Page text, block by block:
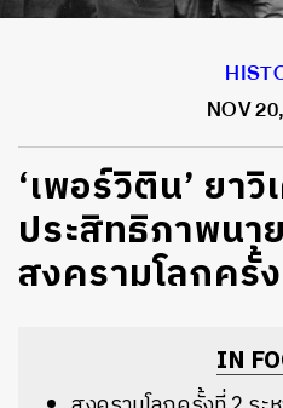
NOV
‘เพอร์วิติน’ ยา
ประสิทธิภาพนา
สงครามโลกครั้
IN